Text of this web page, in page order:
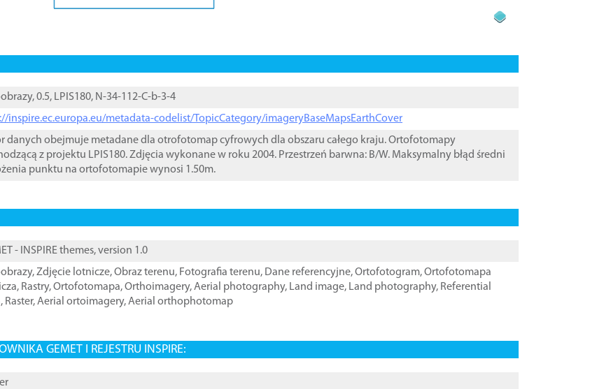
0.5, LPIS180, N-34-112-C-b-3-4
inspire.ec.europa.eu/metadata-codelist/TopicCategory/imageryBaseMapsEarthCover
danych obejmuje metadane dla otrofotomap cyfrowych dla obszaru całego kraju. Ortofotomapy
z projektu LPIS180. Zdjęcia wykonane w roku 2004. Przestrzeń barwna: B/W. Maksymalny błąd średni
punktu na ortofotomapie wynosi 1.50m.
- INSPIRE themes, version 1.0
,Zdjęcie lotnicze,Obraz terenu, Fotografia terenu, Dane referencyjne,Ortofotogram,Ortofotomapa
, Rastry,Ortofotomapa,Orthoimagery,Aerial photography, Land image, Land photography, Referential
, Raster,Aerial ortoimagery,Aerial orthophotomap
GEMET I REJESTRU INSPIRE: